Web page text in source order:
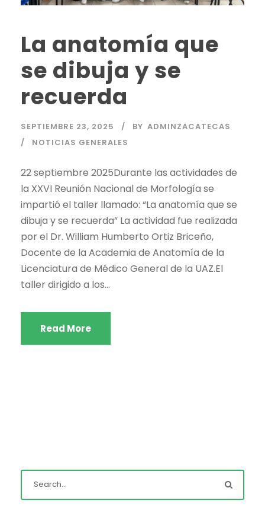
La anatomía que
se dibuja y se
recuerda
SEPTIEMBRE 23, 2025 BY ADMINZACATECAS
NOTICIAS GENERALES
22 septiembre 2025Durante las actividades de
la XXVI Reunión Nacional de Morfología se
impartió el taller llamado: “La anatomía que se
dibuja y se recuerda” La actividad fue realizada
por el Dr. William Humberto Ortiz Briceño,
Docente de la Academia de Anatomía de la
Licenciatura de Médico General de la UAZ.El
taller dirigido a los...
Read More